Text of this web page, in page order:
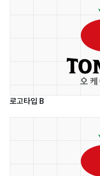
로고타입 B